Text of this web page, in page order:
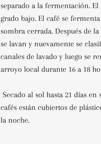
separado a la fermentación.
grado bajo. El café se
sombra cerrada. Después de
se lavan y nuevamente se
canales de lavado y luego se
arroyo local durante 16 a 18
Secado al sol hasta 21 días en
cafés están cubiertos de
la noche.